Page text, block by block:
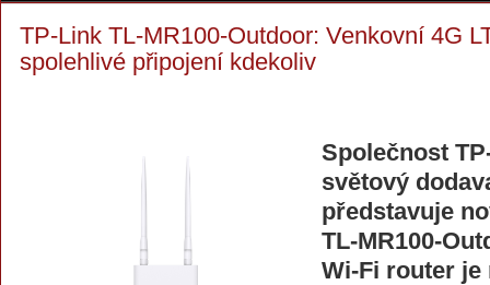
TP-Link TL-MR100-Outdoor: Venkovní 4G
spolehlivé připojení kdekoliv
Společnost
světový
představuje
TL-MR100-
Wi-Fi router je